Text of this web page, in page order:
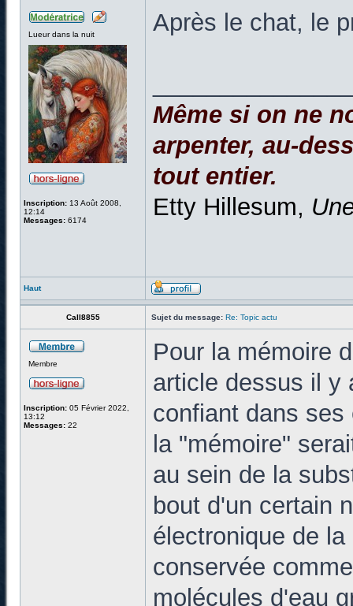
Lueur dans la nuit
Inscription: 13 Août 2008,
12:14
Messages: 6174
Après le chat, le
Même si on ne
arpenter, au-
tout entier.
Etty Hillesum,
Haut
Call8855 Sujet du message: Re: Topic actu
Membre
Inscription: 05 Février 2022,
13:12
Messages: 22
Pour la mémoire
article dessus il y
confiant dans
la "mémoire"
au sein de la
bout d'un certain
électronique de
conservée
molécules d'eau